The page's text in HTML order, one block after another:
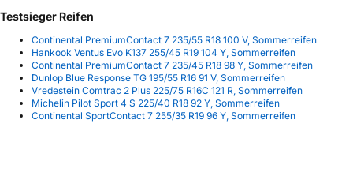
Testsieger Reifen
Continental PremiumContact 7 235/55 R18 100 V, Sommerreifen
Hankook Ventus Evo K137 255/45 R19 104 Y, Sommerreifen
Continental PremiumContact 7 235/45 R18 98 Y, Sommerreifen
Dunlop Blue Response TG 195/55 R16 91 V, Sommerreifen
Vredestein Comtrac 2 Plus 225/75 R16C 121 R, Sommerreifen
Michelin Pilot Sport 4 S 225/40 R18 92 Y, Sommerreifen
Continental SportContact 7 255/35 R19 96 Y, Sommerreifen